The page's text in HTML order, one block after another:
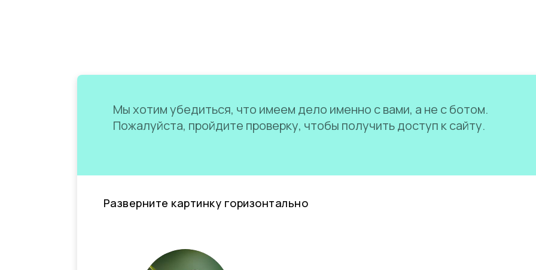
Мы хотим убедиться, что имеем дело именно с вами, а не с ботом.
Пожалуйста, пройдите проверку, чтобы получить доступ к сайту.
Разверните картинку горизонтально